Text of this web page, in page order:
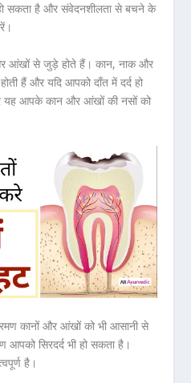
सकता है और संवेदनशीलता से बचने के
आंखों से जुड़े होते हैं। कान, नाक और
हैं और यदि आपको दाँत में दर्द हो
यह आपके कान और आंखों की नसों को
कानों और आंखों को भी आसानी से
सिरदर्द भी हो सकता है।
है।